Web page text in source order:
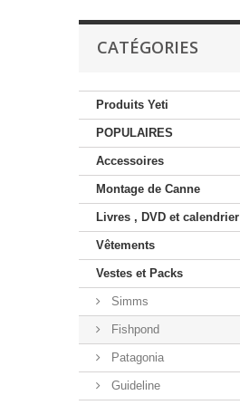
CATÉGORIES
Produits Yeti
POPULAIRES
Accessoires
Montage de Canne
Livres , DVD et calendrier
Vêtements
Vestes et Packs
Simms
Fishpond
Patagonia
Guideline